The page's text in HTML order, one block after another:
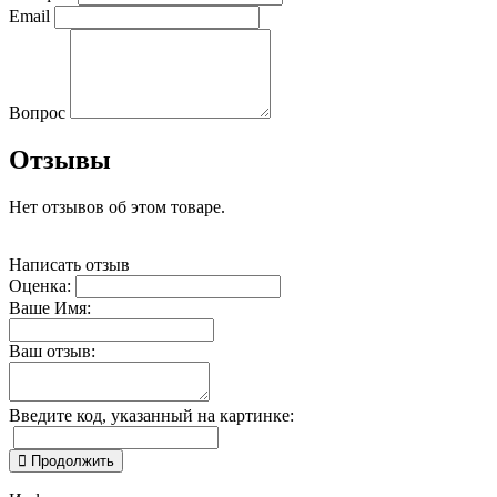
Email
Вопрос
Отзывы
Нет отзывов об этом товаре.
Написать отзыв
Оценка:
Ваше Имя:
Ваш отзыв:
Введите код, указанный на картинке:
Продолжить